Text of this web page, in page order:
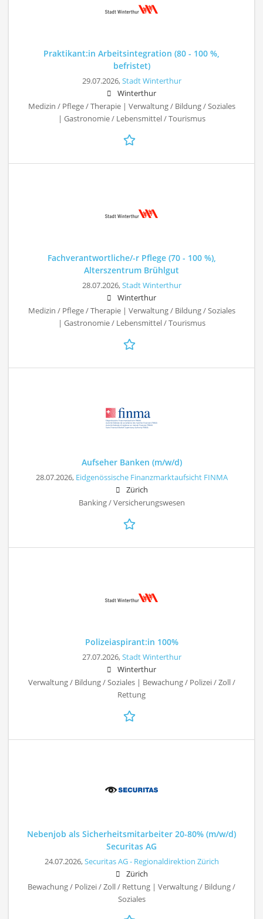
Praktikant:in Arbeitsintegration (80 - 100 %,
befristet)
29.07.2026,Stadt Winterthur
Winterthur
Medizin / Pflege / Therapie | Verwaltung / Bildung / Soziales
| Gastronomie / Lebensmittel / Tourismus
Fachverantwortliche/-r Pflege (70 - 100 %),
Alterszentrum Brühlgut
28.07.2026,Stadt Winterthur
Winterthur
Medizin / Pflege / Therapie | Verwaltung / Bildung / Soziales
| Gastronomie / Lebensmittel / Tourismus
Aufseher Banken (m/w/d)
28.07.2026, Eidgenössische Finanzmarktaufsicht FINMA
Zürich
Banking / Versicherungswesen
Polizeiaspirant:in 100%
27.07.2026,Stadt Winterthur
Winterthur
Verwaltung / Bildung / Soziales | Bewachung / Polizei / Zoll /
Rettung
Nebenjob als Sicherheitsmitarbeiter 20-80% (m/w/d)
Securitas AG
24.07.2026,Securitas AG - Regionaldirektion Zürich
Zürich
Bewachung / Polizei / Zoll / Rettung | Verwaltung / Bildung /
Soziales